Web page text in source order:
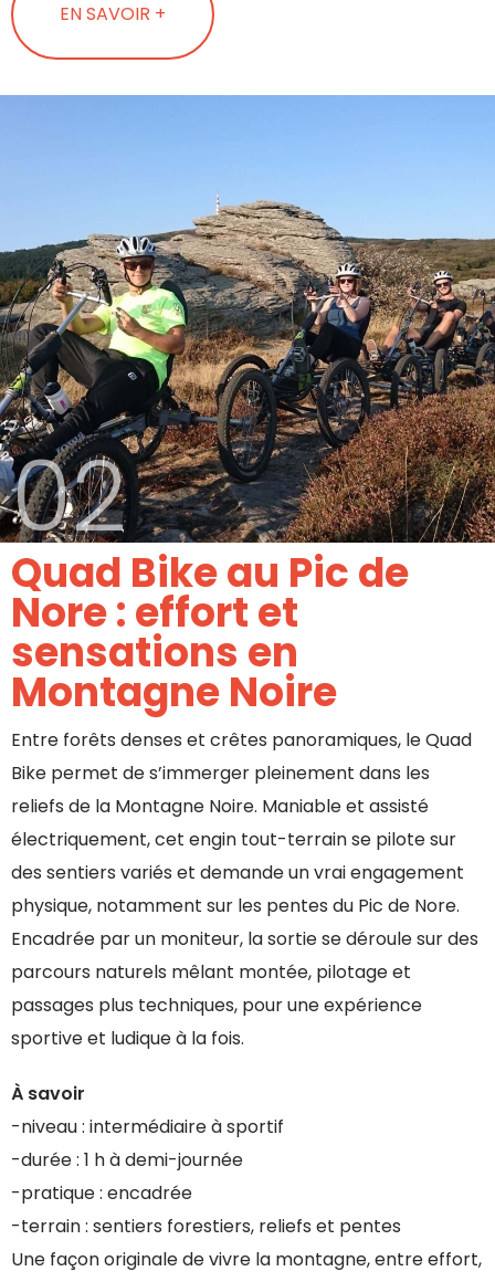
EN SAVOIR +
02
Quad Bike au Pic de
Nore : effort et
sensations en
Montagne Noire
Entre forêts denses et crêtes panoramiques, le Quad
Bike permet de s’immerger pleinement dans les
reliefs de la Montagne Noire. Maniable et assisté
électriquement, cet engin tout-terrain se pilote sur
des sentiers variés et demande un vrai engagement
physique, notamment sur les pentes du Pic de Nore.
Encadrée par un moniteur, la sortie se déroule sur des
parcours naturels mêlant montée, pilotage et
passages plus techniques, pour une expérience
sportive et ludique à la fois.
À savoir
-niveau : intermédiaire à sportif
-durée : 1 h à demi-journée
-pratique : encadrée
-terrain : sentiers forestiers, reliefs et pentes
Une façon originale de vivre la montagne, entre effort,